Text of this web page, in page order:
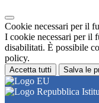
Cookie necessari per il
I cookie necessari per il
disabilitati. È possibile
policy.
Accetta tutti Salva le